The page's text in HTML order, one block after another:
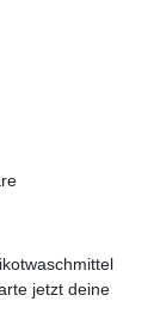
jetzt deine